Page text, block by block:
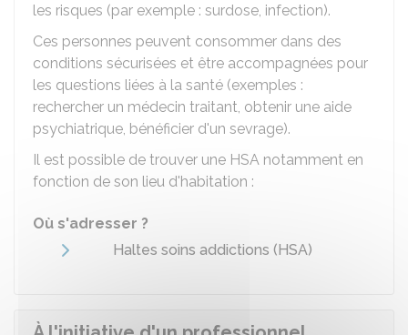
les risques (par exemple : surdose, infection).
Ces personnes peuvent consommer dans des
conditions sécurisées et être accompagnées pour
les questions liées à la santé (exemples :
rechercher un médecin traitant, obtenir une aide
psychiatrique, bénéficier d'un sevrage).
Il est possible de trouver une HSA notamment en
fonction de son lieu d'habitation :
Où s'adresser ?
Haltes soins addictions (HSA)